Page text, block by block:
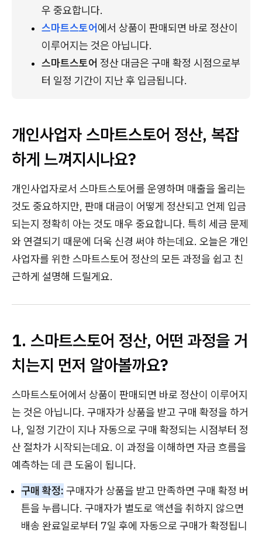
우 중요합니다.
스마트스토어에서 상품이 판매되면 바로 정산이
이루어지는 것은 아닙니다.
스마트스토어 정산 대금은 구매 확정 시점으로부
터 일정 기간이 지난 후 입금됩니다.
개인사업자 스마트스토어 정산, 복잡
하게 느껴지시나요?
개인사업자로서 스마트스토어를 운영하며 매출을 올리는
것도 중요하지만, 판매 대금이 어떻게 정산되고 언제 입금
되는지 정확히 아는 것도 매우 중요합니다. 특히 세금 문제
와 연결되기 때문에 더욱 신경 써야 하는데요. 오늘은 개인
사업자를 위한 스마트스토어 정산의 모든 과정을 쉽고 친
근하게 설명해 드릴게요.
1. 스마트스토어 정산, 어떤 과정을 거
치는지 먼저 알아볼까요?
스마트스토어에서 상품이 판매되면 바로 정산이 이루어지
는 것은 아닙니다. 구매자가 상품을 받고 구매 확정을 하거
나, 일정 기간이 지나 자동으로 구매 확정되는 시점부터 정
산 절차가 시작되는데요. 이 과정을 이해하면 자금 흐름을
예측하는 데 큰 도움이 됩니다.
구매 확정: 구매자가 상품을 받고 만족하면 구매 확정 버
튼을 누릅니다. 구매자가 별도로 액션을 취하지 않으면
배송 완료일로부터 7일 후에 자동으로 구매가 확정됩니